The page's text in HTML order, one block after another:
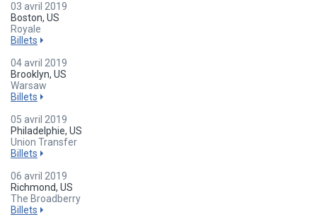
03 avril 2019
Boston, US
Royale
Billets
04 avril 2019
Brooklyn, US
Warsaw
Billets
05 avril 2019
Philadelphie, US
Union Transfer
Billets
06 avril 2019
Richmond, US
The Broadberry
Billets